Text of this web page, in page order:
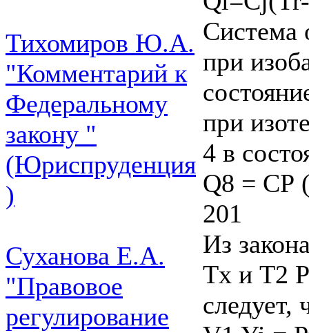
Тихомиров Ю.А.
"Комментарий к
Федеральному
закону "
(Юриспруденция
)
Суханова Е.А.
"Правовое
регулирование
Система
при
при
4 в
Q8 = СР
201
Из
Tx и T2
следует,